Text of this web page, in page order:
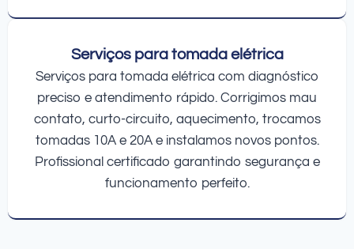
Serviços para tomada elétrica
Serviços para tomada elétrica com diagnóstico
preciso e atendimento rápido. Corrigimos mau
contato, curto-circuito, aquecimento, trocamos
tomadas 10A e 20A e instalamos novos pontos.
Profissional certificado garantindo segurança e
funcionamento perfeito.